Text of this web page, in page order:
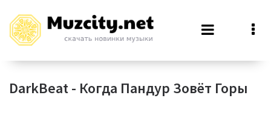
DarkBeat - Когда Пандур Зовёт Горы